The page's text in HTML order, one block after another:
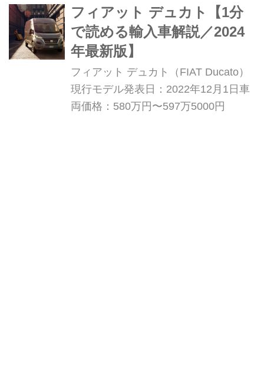
フィアット デュカト【1分
で読める輸入車解説／2024
年最新版】
フィアット デュカト（FIAT Ducato）
現行モデル発表日：2022年12月1日車
両価格：580万円〜597万5000円